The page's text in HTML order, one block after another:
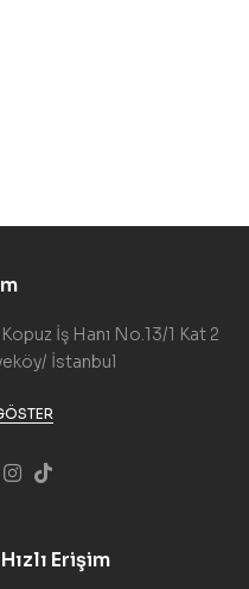
İş Hanı No.13/1 Kat 2
İstanbul
Hızlı Erişim